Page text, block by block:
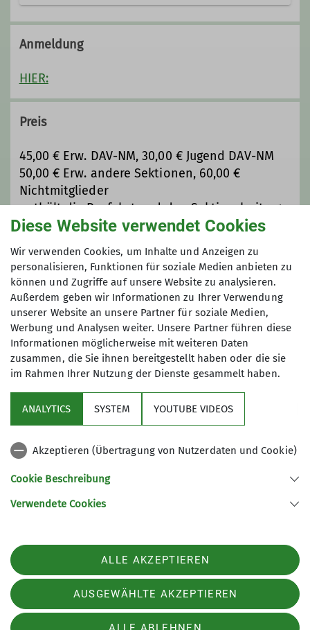
Beirat Sonntagswanderer
simone.fuerst@alpenverein-
neumarkt.de
Qualifikationen
Anmeldung
HIER:
Preis
45,00 € Erw. DAV-NM, 30,00 € Jugend DAV-NM
50,00 € Erw. andere Sektionen, 60,00 €
Nichtmitglieder
enthält die Busfahrt und den Sektionsbeitrag
Maximale Teilnehmeranzahl
46
Sponsor
Unsere Homepages
92318 Neumarkt
Telefon +49918122704
Diese Website verwendet Cookies
Wir verwenden Cookies, um Inhalte und Anzeigen zu
personalisieren, Funktionen für soziale Medien anbieten zu
können und Zugriffe auf unsere Website zu analysieren.
Außerdem geben wir Informationen zu Ihrer Verwendung
unserer Website an unsere Partner für soziale Medien,
Werbung und Analysen weiter. Unsere Partner führen diese
Informationen möglicherweise mit weiteren Daten
zusammen, die Sie ihnen bereitgestellt haben oder die sie
im Rahmen Ihrer Nutzung der Dienste gesammelt haben.
ANALYTICS SYSTEM YOUTUBE VIDEOS
Akzeptieren (Übertragung von Nutzerdaten und Cookie)
Cookie Beschreibung
Verwendete Cookies
ALLE AKZEPTIEREN
AUSGEWÄHLTE AKZEPTIEREN